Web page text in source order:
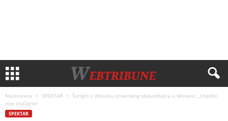
Naslovnica SPEKTAR
Šurigin o dolasku izraelskog obaveštajca u Moskvu: „Uopšte
nije slučajno!
SPEKTAR